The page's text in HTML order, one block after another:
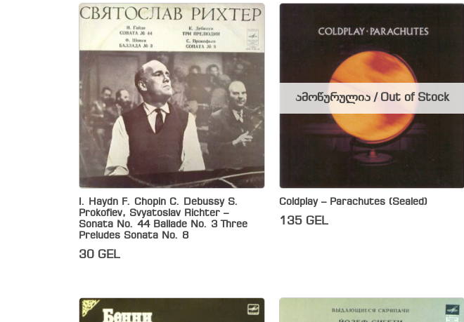
I. Haydn F. Chopin C. Debussy S.
Prokofiev, Svyatoslav Richter –
Sonata No. 44 Ballade No. 3 Three
Preludes Sonata No. 8
30 GEL
Coldplay – Parachutes (Sealed)
135 GEL
ამოწურულია / Out of Stock